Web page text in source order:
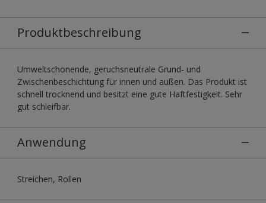
Produktbeschreibung
Umweltschonende, geruchsneutrale Grund- und
Zwischenbeschichtung für innen und außen. Das Produkt ist
schnell trocknend und besitzt eine gute Haftfestigkeit. Sehr
gut schleifbar.
Anwendung
Streichen, Rollen